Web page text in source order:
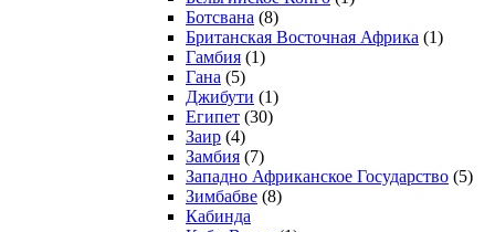
Ботсвана (8)
Британская Восточная Африка (1)
Гамбия (1)
Гана (5)
Джибути (1)
Египет (30)
Заир (4)
Замбия (7)
Западно Африканское Государство (5)
Зимбабве (8)
Кабинда